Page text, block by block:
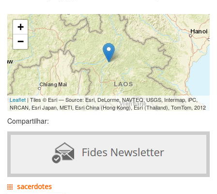
+
−
Leaflet | Tiles © Esri — Source: Esri, DeLorme, NAVTEQ, USGS, Intermap, iPC,
NRCAN, Esri Japan, METI, Esri China (Hong Kong), Esri (Thailand), TomTom, 2012
Compartilhar:
sacerdotes